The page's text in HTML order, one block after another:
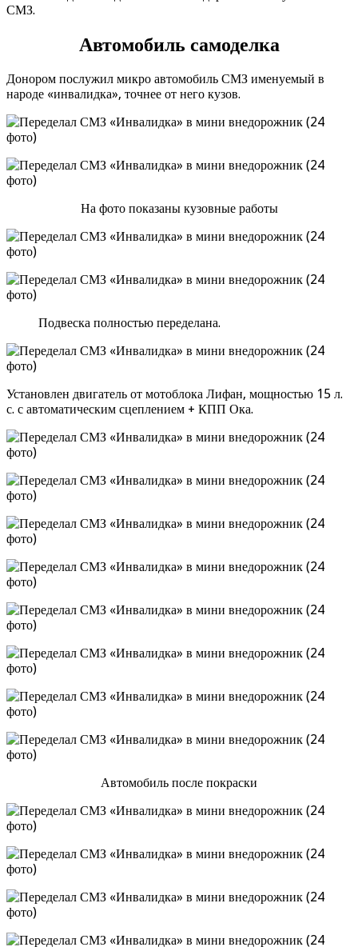
СМЗ.
Автомобиль самоделка
Донором послужил микро автомобиль СМЗ именуемый в
народе «инвалидка», точнее от него кузов.
На фото показаны кузовные работы
Подвеска полностью переделана.
Установлен двигатель от мотоблока Лифан, мощностью 15 л.
с. с автоматическим сцеплением + КПП Ока.
Автомобиль после покраски